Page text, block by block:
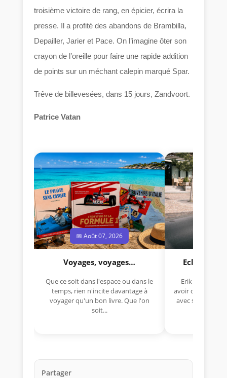
troisième victoire de rang, en épicier, écrira la
presse. Il a profité des abandons de Brambilla,
Depailler, Jarier et Pace. On l’imagine ôter son
crayon de l’oreille pour faire une rapide addition
de points sur un méchant calepin marqué Spar.
Trêve de billevesées, dans 15 jours, Zandvoort.
Patrice Vatan
📅 Août 07, 2026
Voyages, voyages…
Que ce soit dans l'espace ou dans le
temps, rien n'incite davantage à
voyager qu'un bon livre. Que l'on
soit...
Eclectica
Erik Comas,
avoir déjà
avec sa Lancia
Partager